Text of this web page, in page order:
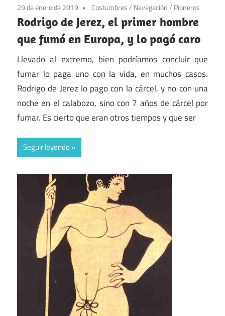
29 de enero de 2019 Costumbres/ Navegación/ Pioneros
Rodrigo de Jerez, el primer hombre
que fumó en Europa, y lo pagó caro
Llevado al extremo, bien podríamos concluir que
fumar lo paga uno con la vida, en muchos casos.
Rodrigo de Jerez lo pago con la cárcel, y no con una
noche en el calabozo, sino con 7 años de cárcel por
fumar. Es cierto que eran otros tiempos y que ser
Seguir leyendo